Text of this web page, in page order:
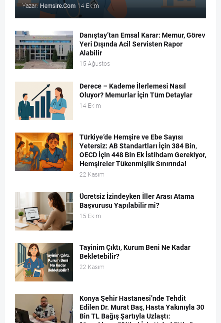
Yazar: Hemsire.Com 14 Ekim
Danıştay’tan Emsal Karar: Memur, Görev
Yeri Dışında Acil Servisten Rapor
Alabilir
15 Ağustos
Derece – Kademe İlerlemesi Nasıl
Oluyor? Memurlar İçin Tüm Detaylar
14 Ekim
Türkiye’de Hemşire ve Ebe Sayısı
Yetersiz: AB Standartları İçin 384 Bin,
OECD İçin 448 Bin Ek İstihdam Gerekiyor,
Hemşireler Tükenmişlik Sınırında!
22 Kasım
Ücretsiz İzindeyken İller Arası Atama
Başvurusu Yapılabilir mi?
15 Ekim
Tayinim Çıktı, Kurum Beni Ne Kadar
Bekletebilir?
22 Kasım
Konya Şehir Hastanesi’nde Tehdit
Edilen Dr. Murat Baş, Hasta Yakınıyla 30
Bin TL Bağış Şartıyla Uzlaştı: